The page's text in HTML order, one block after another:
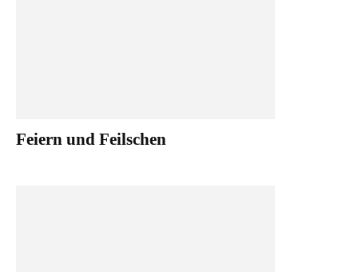
Feiern und Feilschen